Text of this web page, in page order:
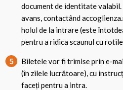
document de identitate
avans, contactând
holul de la intrare (este
pentru a ridica scaunul cu
5
Biletele vor fi trimise prin e-
(în zilele lucrătoare), cu
faceți pentru a intra.